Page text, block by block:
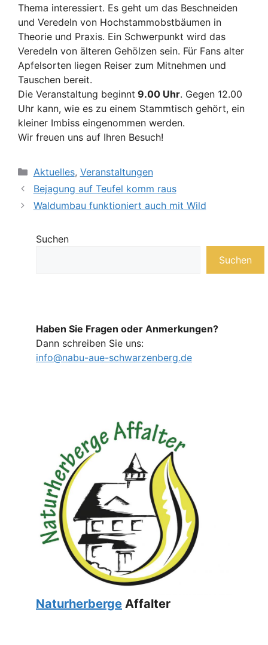
Thema interessiert. Es geht um das Beschneiden
und Veredeln von Hochstammobstbäumen in
Theorie und Praxis. Ein Schwerpunkt wird das
Veredeln von älteren Gehölzen sein. Für Fans alter
Apfelsorten liegen Reiser zum Mitnehmen und
Tauschen bereit.
Die Veranstaltung beginnt 9.00 Uhr. Gegen 12.00
Uhr kann, wie es zu einem Stammtisch gehört, ein
kleiner Imbiss eingenommen werden.
Wir freuen uns auf Ihren Besuch!
Kategorien
Aktuelles, Veranstaltungen
Bejagung auf Teufel komm raus
Waldumbau funktioniert auch mit Wild
Suchen
Suchen
Haben Sie Fragen oder Anmerkungen?
Dann schreiben Sie uns:
info@nabu-aue-schwarzenberg.de
Naturherberge Affalter